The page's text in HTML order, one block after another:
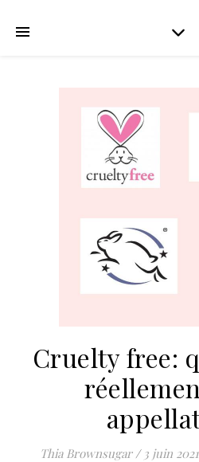
Cruelty free:
Thia Brownsugar / 3 juin 2021